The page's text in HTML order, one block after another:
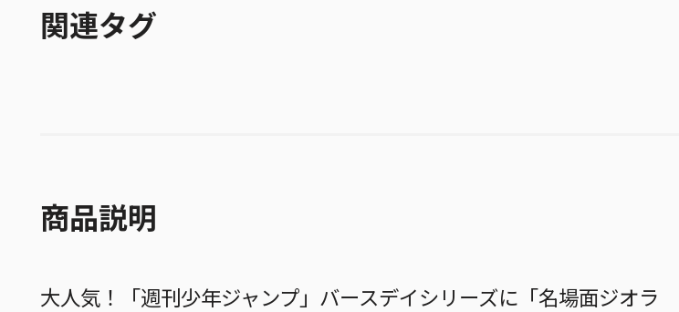
関連タグ
商品説明
大人気！「週刊少年ジャンプ」バースデイシリーズに「名場面ジオラ